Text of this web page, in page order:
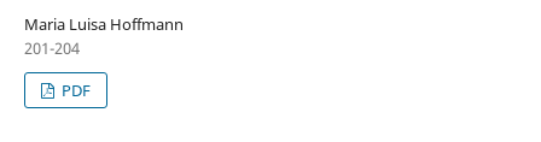
Maria Luisa Hoffmann
201-204
PDF